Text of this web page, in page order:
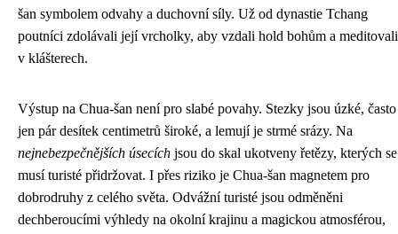
šan symbolem odvahy a duchovní síly. Už od dynastie Tchang
poutníci zdolávali její vrcholky, aby vzdali hold bohům a meditovali
v klášterech.
Výstup na Chua-šan není pro slabé povahy. Stezky jsou úzké, často
jen pár desítek centimetrů široké, a lemují je strmé srázy. Na
nejnebezpečnějších úsecích jsou do skal ukotveny řetězy, kterých se
musí turisté přidržovat. I přes riziko je Chua-šan magnetem pro
dobrodruhy z celého světa. Odvážní turisté jsou odměněni
dechberoucími výhledy na okolní krajinu a magickou atmosférou,